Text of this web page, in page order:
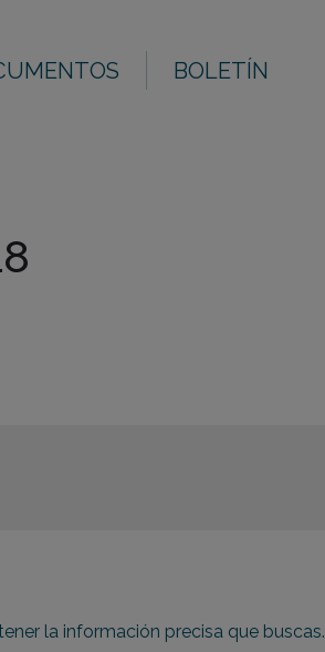
BOLETÍN
la información precisa que buscas.